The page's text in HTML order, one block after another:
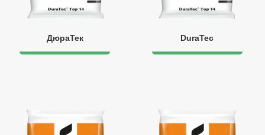
ДюраТек DuraTec